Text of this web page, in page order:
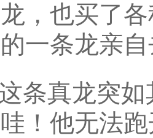
，也买了
一条龙亲
条真龙突
！他无法